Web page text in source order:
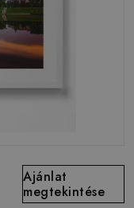
Ajánlat
megtekintése